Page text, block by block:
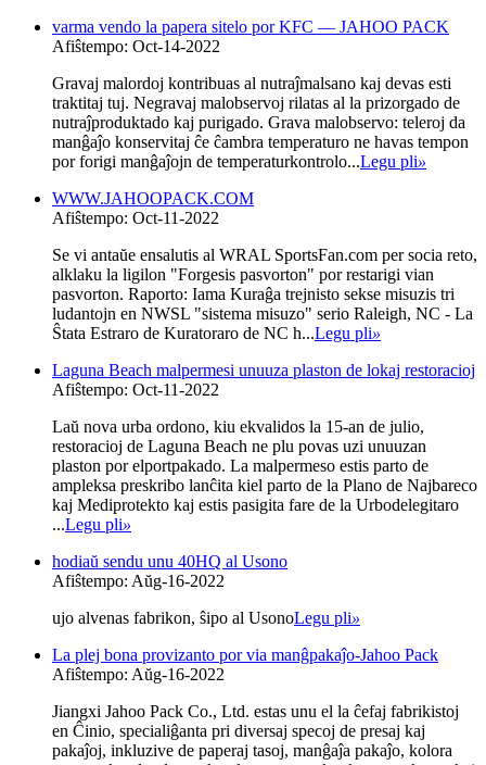
varma vendo la papera sitelo por KFC — JAHOO PACK
Afiŝtempo: Oct-14-2022
Gravaj malordoj kontribuas al nutraĵmalsano kaj devas esti
traktitaj tuj. Negravaj malobservoj rilatas al la prizorgado de
nutraĵproduktado kaj purigado. Grava malobservo: teleroj da
manĝaĵo konservitaj ĉe ĉambra temperaturo ne havas tempon
por forigi manĝaĵojn de temperaturkontrolo...Legu pli»
WWW.JAHOOPACK.COM
Afiŝtempo: Oct-11-2022
Se vi antaŭe ensalutis al WRAL SportsFan.com per socia reto,
alklaku la ligilon "Forgesis pasvorton" por restarigi vian
pasvorton. Raporto: Iama Kuraĝa trejnisto sekse misuzis tri
ludantojn en NWSL "sistema misuzo" serio Raleigh, NC - La
Ŝtata Estraro de Kuratoraro de NC h...Legu pli»
Laguna Beach malpermesi unuuza plaston de lokaj restoracioj
Afiŝtempo: Oct-11-2022
Laŭ nova urba ordono, kiu ekvalidos la 15-an de julio,
restoracioj de Laguna Beach ne plu povas uzi unuuzan
plaston por elportpakado. La malpermeso estis parto de
ampleksa preskribo lanĉita kiel parto de la Plano de Najbareco
kaj Mediprotekto kaj estis pasigita fare de la Urbodelegitaro
...Legu pli»
hodiaŭ sendu unu 40HQ al Usono
Afiŝtempo: Aŭg-16-2022
ujo alvenas fabrikon, ŝipo al UsonoLegu pli»
La plej bona provizanto por via manĝpakaĵo-Jahoo Pack
Afiŝtempo: Aŭg-16-2022
Jiangxi Jahoo Pack Co., Ltd. estas unu el la ĉefaj fabrikistoj
en Ĉinio, specialiĝanta pri diversaj specoj de presaj kaj
pakaĵoj, inkluzive de paperaj tasoj, manĝaĵa pakaĵo, kolora